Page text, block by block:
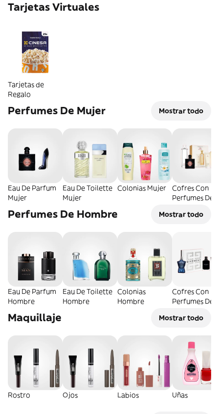
Tarjetas Virtuales
Tarjetas de
Regalo
Perfumes De Mujer Mostrar todo
Eau De Parfum
Mujer
Eau De Toilette
Mujer
Colonias Mujer
Cofres Con
Perfumes De
Perfumes De Hombre Mostrar todo
Eau De Parfum
Hombre
Eau De Toilette
Hombre
Colonias
Hombre
Cofres Con
Perfumes De
Maquillaje Mostrar todo
Rostro Ojos Labios Uñas